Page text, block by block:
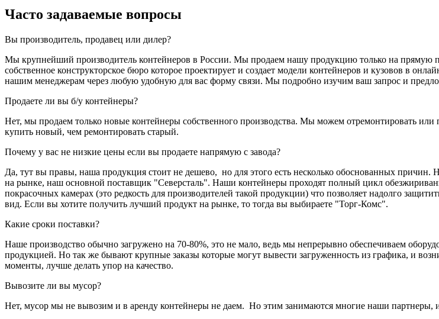
Часто задаваемые вопросы
Вы производитель, продавец или дилер?
Мы крупнейший производитель контейнеров в России. Мы продаем нашу продукцию только на прямую
собственное конструкторское бюро которое проектирует и создает модели контейнеров и кузовов в
нашим менеджерам через любую удобную для вас форму связи. Мы подробно изучим ваш запрос и
Продаете ли вы б/у контейнеры?
Нет, мы продаем только новые контейнеры собственного производства. Мы можем отремонтировать
купить новый, чем ремонтировать старый.
Почему у вас не низкие цены если вы продаете напрямую с завода?
Да, тут вы правы, наша продукция стоит не дешево, но для этого есть несколько обоснованных причин.
на рынке, наш основной поставщик "Северсталь". Наши контейнеры проходят полный цикл
покрасочных камерах (это редкость для производителей такой продукции) что позволяет надолго
вид. Если вы хотите получить лучший продукт на рынке, то тогда вы выбираете "Торг-Комс".
Какие сроки поставки?
Наше производство обычно загружено на 70-80%, это не мало, ведь мы непрерывно обеспечиваем
продукцией. Но так же бывают крупные заказы которые могут вывести загруженность из графика, и
моменты, лучше делать упор на качество.
Вывозите ли вы мусор?
Нет, мусор мы не вывозим и в аренду контейнеры не даем. Но этим занимаются многие наши партнеры,